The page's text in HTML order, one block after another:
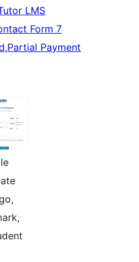
LMS
Form 7
Payment